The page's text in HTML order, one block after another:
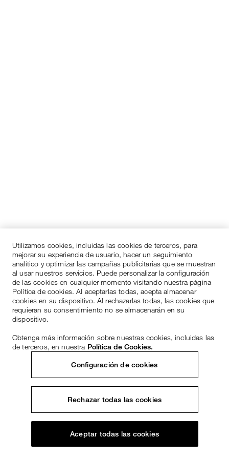
Utilizamos cookies, incluidas las cookies de terceros, para
mejorar su experiencia de usuario, hacer un seguimiento
analítico y optimizar las campañas publicitarias que se muestran
al usar nuestros servicios. Puede personalizar la configuración
de las cookies en cualquier momento visitando nuestra página
Política de cookies. Al aceptarlas todas, acepta almacenar
cookies en su dispositivo. Al rechazarlas todas, las cookies que
requieran su consentimiento no se almacenarán en su
dispositivo.
Obtenga más información sobre nuestras cookies, incluidas las
de terceros, en nuestra Política de Cookies.
Configuración de cookies
Rechazar todas las cookies
Aceptar todas las cookies